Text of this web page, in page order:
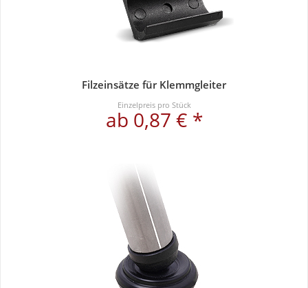
Filzeinsätze für Klemmgleiter
Einzelpreis pro Stück
ab 0,87 € *